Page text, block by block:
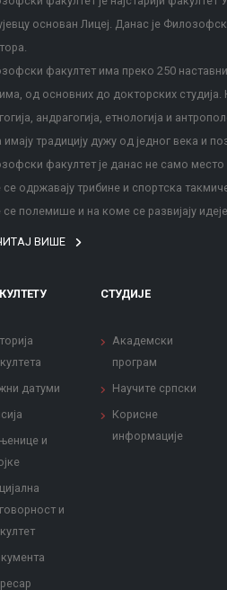
основан Лицеј. Данас је
факултет има преко 250
од основних до докторских студија.
андрагогија, етнологија и
имају традицију дужу од једног века и
факултет је данас не само место
одржавају трибине и спортска
полемише и на коме се развијају
ВИШЕ
датуми
и
и
СТУДИЈЕ
Академски
програм
Научите српски
Корисне
информације